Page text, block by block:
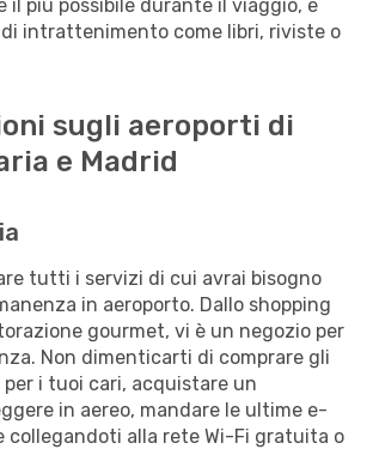
il più possibile durante il viaggio, e
intrattenimento come libri, riviste o
sugli aeroporti di
e Madrid
tutti i servizi di cui avrai bisogno
in aeroporto. Dallo shopping
gourmet, vi è un negozio per
Non dimenticarti di comprare gli
i tuoi cari, acquistare un
in aereo, mandare le ultime e-
collegandoti alla rete Wi-Fi gratuita o